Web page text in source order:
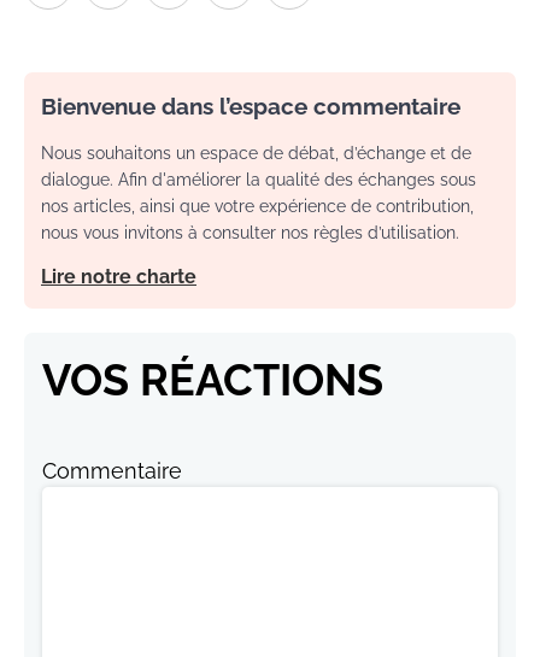
Bienvenue dans l’espace commentaire
Nous souhaitons un espace de débat, d’échange et de
dialogue. Afin d'améliorer la qualité des échanges sous
nos articles, ainsi que votre expérience de contribution,
nous vous invitons à consulter nos règles d’utilisation.
Lire notre charte
VOS RÉACTIONS
Commentaire